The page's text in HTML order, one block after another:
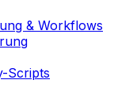
& Workflows
Scripts